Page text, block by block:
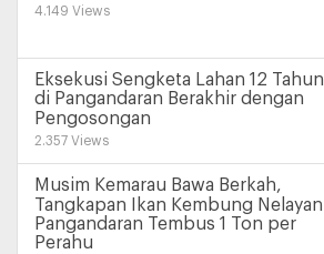
4.149 Views
Eksekusi Sengketa Lahan 12 Tahun
di Pangandaran Berakhir dengan
Pengosongan
2.357 Views
Musim Kemarau Bawa Berkah,
Tangkapan Ikan Kembung Nelayan
Pangandaran Tembus 1 Ton per
Perahu